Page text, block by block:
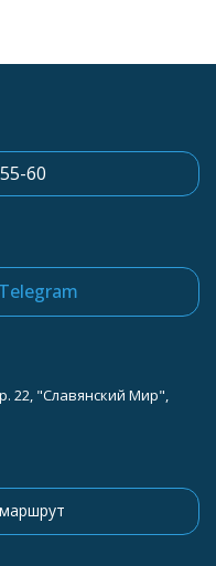
60
22, "Славянский Мир",